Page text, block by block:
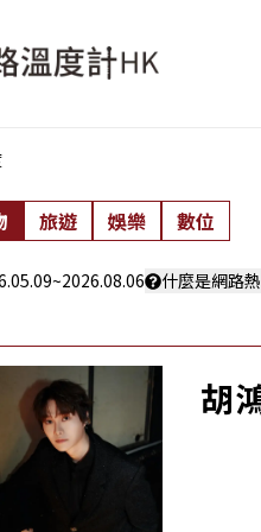
旅遊 娛樂 數位
~2026.08.06 什麼是網路
胡